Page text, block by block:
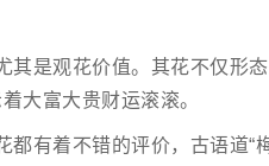
其是观花价值。其花不仅形
大富大贵财运滚滚。
有着不错的评价，古语道“